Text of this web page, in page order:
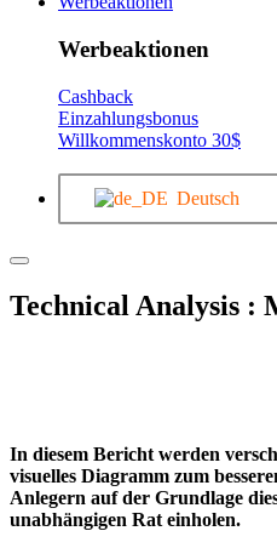
Werbeaktionen
Cashback
Einzahlungsbonus
Willkommenskonto 30$
Deutsch
Technical Analysis :
In diesem Bericht werden
visuelles Diagramm zum
Anlegern auf der Grundlage
unabhängigen Rat einholen.